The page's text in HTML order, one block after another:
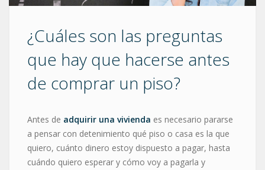
¿Cuáles son las preguntas
que hay que hacerse antes
de comprar un piso?
Antes de adquirir una vivienda es necesario pararse
a pensar con detenimiento qué piso o casa es la que
quiero, cuánto dinero estoy dispuesto a pagar, hasta
cuándo quiero esperar y cómo voy a pagarla y